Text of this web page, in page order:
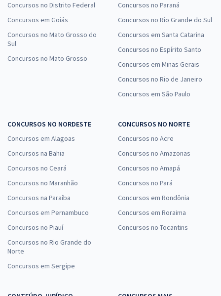
Concursos no Distrito Federal
Concursos em Goiás
Concursos no Mato Grosso do
Sul
Concursos no Mato Grosso
Concursos no Paraná
Concursos no Rio Grande do Sul
Concursos em Santa Catarina
Concursos no Espírito Santo
Concursos em Minas Gerais
Concursos no Rio de Janeiro
Concursos em São Paulo
CONCURSOS NO NORDESTE
Concursos em Alagoas
Concursos na Bahia
Concursos no Ceará
Concursos no Maranhão
Concursos na Paraíba
Concursos em Pernambuco
Concursos no Piauí
Concursos no Rio Grande do
Norte
Concursos em Sergipe
CONCURSOS NO NORTE
Concursos no Acre
Concursos no Amazonas
Concursos no Amapá
Concursos no Pará
Concursos em Rondônia
Concursos em Roraima
Concursos no Tocantins